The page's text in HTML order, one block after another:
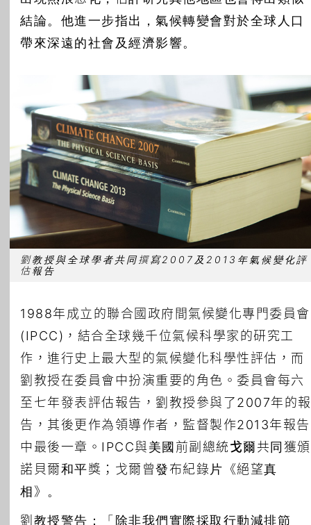
結論。他進一步指出，氣候轉變會對於全球人口
帶來深遠的社會及經濟影響。
劉教授與全球學者共同撰寫2007及2013年氣候變化評
估報告
1988年成立的聯合國政府間氣候變化專門委員會
(IPCC)，結合全球幾千位氣候科學家的研究工
作，進行史上最大型的氣候變化科學性評估，而
劉教授在委員會中扮演重要的角色。委員會每六
至七年發表評估報告，劉教授參與了2007年的報
告，其後更作為領導作者，監督製作2013年報告
中最後一章。IPCC與美國前副總統戈爾共同獲頒
諾貝爾和平獎；戈爾曾發布紀錄片《絕望真
相》。
劉教授警告：「除非我們實際採取行動減排節